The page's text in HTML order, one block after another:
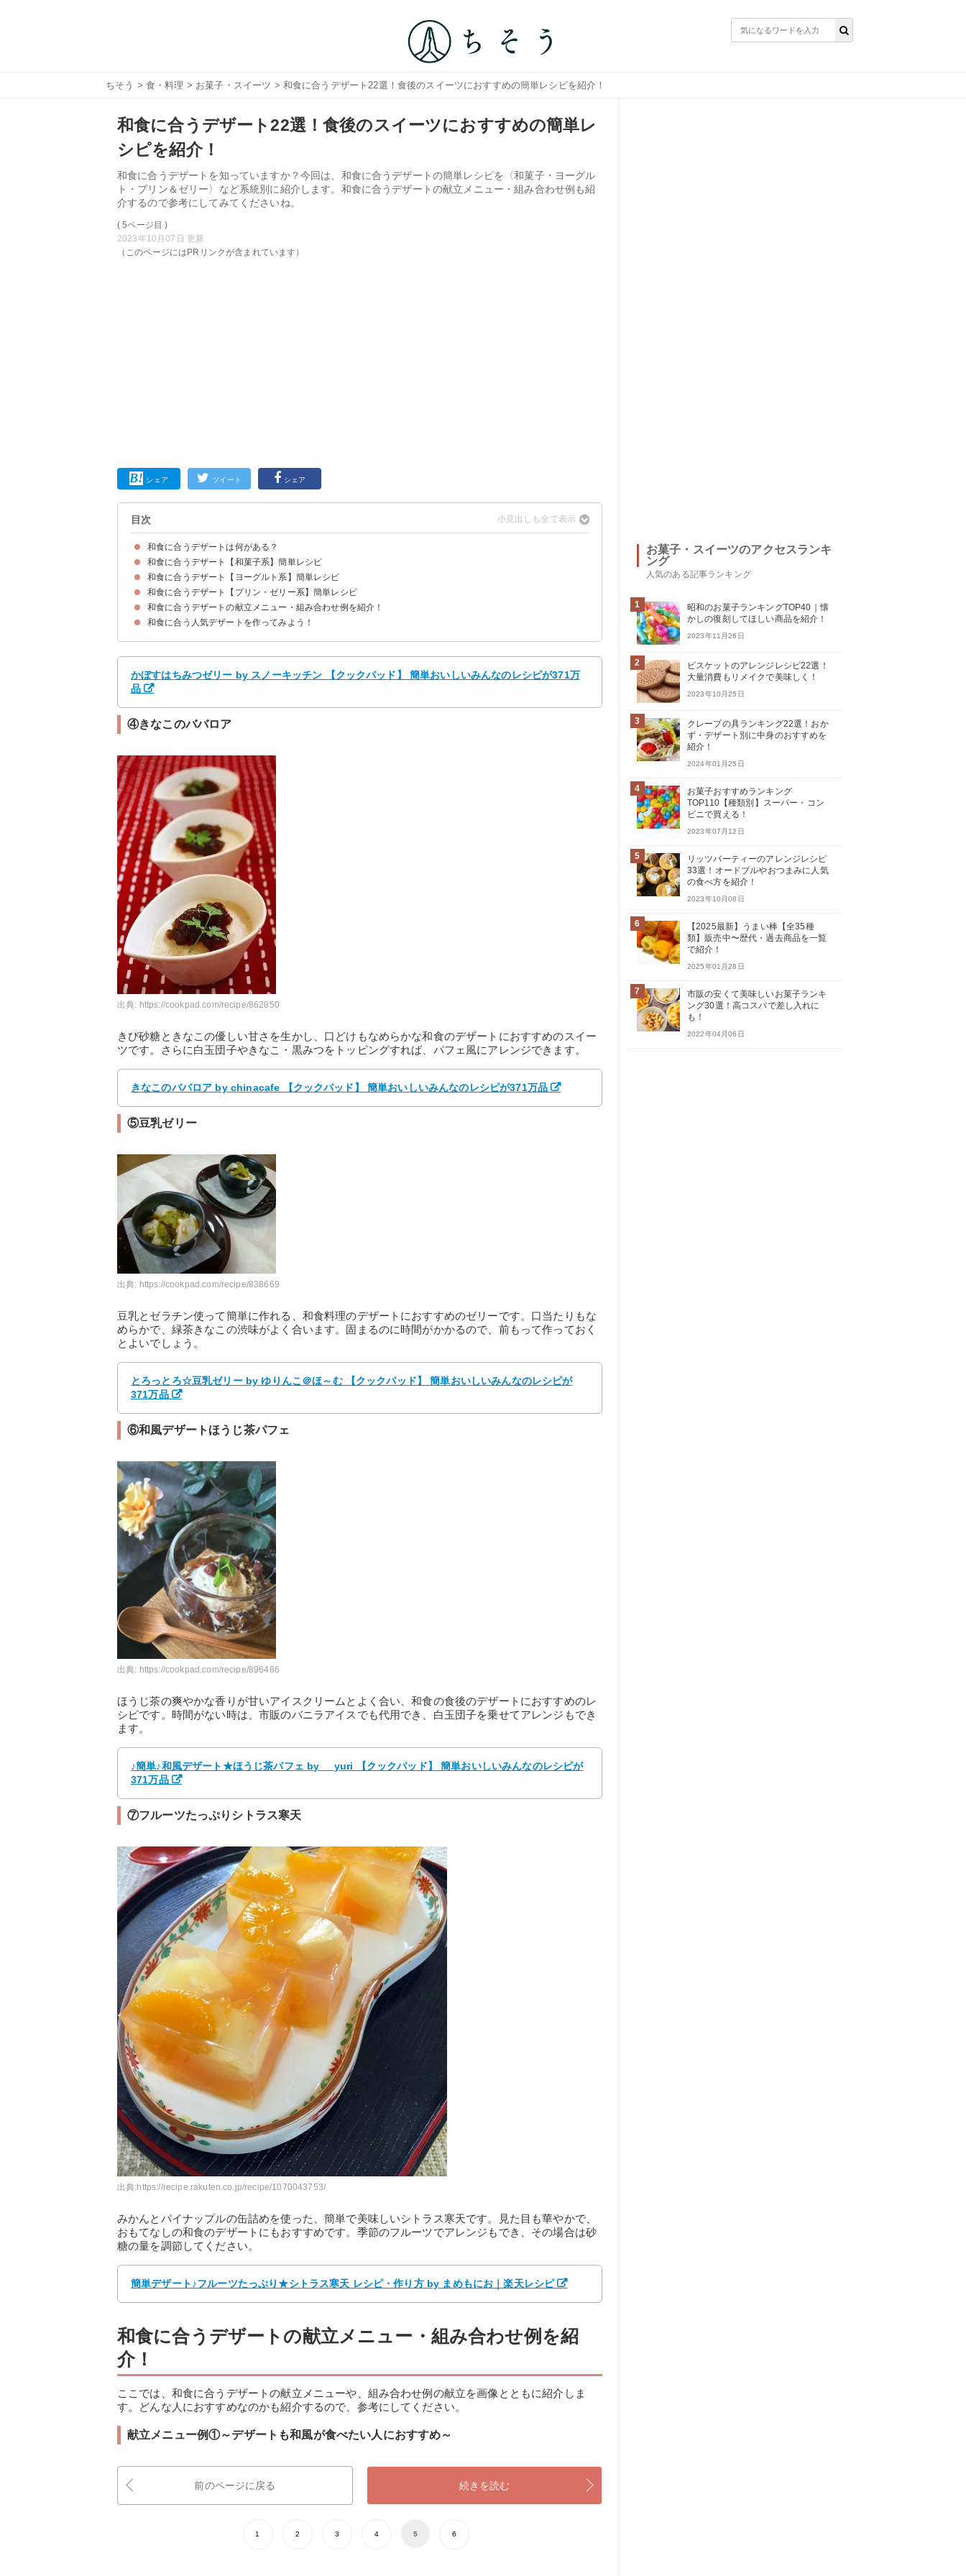
ちそう > 食・料理 > お菓子・スイーツ > 和食に合うデザート22選！食後のスイーツにおすすめの簡単レシピを紹介！
和食に合うデザート22選！食後のスイーツにおすすめの簡単レ
シピを紹介！
和食に合うデザートを知っていますか？今回は、和食に合うデザートの簡単レシピを〈和菓子・ヨーグル
ト・プリン＆ゼリー〉など系統別に紹介します。和食に合うデザートの献立メニュー・組み合わせ例も紹
介するので参考にしてみてくださいね。
( 5ページ目 )
2023年10月07日 更新
（このページにはPRリンクが含まれています）
シェア ツイート シェア
目次
和食に合うデザートは何がある？
和食に合うデザート【和菓子系】簡単レシピ
①豆腐白玉団子
②小豆かん
③豆乳くずもち
④季節の果物でフルーツ大福
⑤夏の和菓子水まんじゅう
⑥おから入りチーズどら焼き
⑦かぼちゃ羊羹グリーンムース
⑧和菓子の定番みたらし団子
⑨和スイーツさつまいもの2色茶巾絞り
和食に合うデザート【ヨーグルト系】簡単レシピ
①和スイーツヨーグルトぜんざい
②水切りヨーグルトとミルクプリンの和風デザート
③甘納豆で和風ヨーグルト
④黒豆胡桃ココアヨーグルト
⑤旬の果物でフルーツヨーグルト
⑥豆乳ヨーグルト
和食に合うデザート【プリン・ゼリー系】簡単レシピ
①乳製品不使用抹茶豆乳プリン
②白餡の和風ブラマンジェ
③かぼすはちみつゼリー
④きなこのババロア
⑤豆乳ゼリー
⑥和風デザートほうじ茶パフェ
⑦フルーツたっぷりシトラス寒天
和食に合うデザートの献立メニュー・組み合わせ例を紹介！
献立メニュー例①～デザートも和風が食べたい人におすすめ～
献立メニュー例②～デザートもヘルシーにしたい人におすすめ～
献立メニュー例③～デザートもこだわりたい人におすすめ～
和食に合う人気デザートを作ってみよう！
かぼすはちみつゼリー by スノーキッチン 【クックパッド】 簡単おいしいみんなのレシピが371万
品
④きなこのババロア
出典: https://cookpad.com/recipe/862850
きび砂糖ときなこの優しい甘さを生かし、口どけもなめらかな和食のデザートにおすすめのスイー
ツです。さらに白玉団子やきなこ・黒みつをトッピングすれば、パフェ風にアレンジできます。
きなこのババロア by chinacafe 【クックパッド】 簡単おいしいみんなのレシピが371万品
⑤豆乳ゼリー
出典: https://cookpad.com/recipe/838669
豆乳とゼラチン使って簡単に作れる、和食料理のデザートにおすすめのゼリーです。口当たりもな
めらかで、緑茶きなこの渋味がよく合います。固まるのに時間がかかるので、前もって作っておく
とよいでしょう。
とろっとろ☆豆乳ゼリー by ゆりんこ＠ほ～む 【クックパッド】 簡単おいしいみんなのレシピが
371万品
⑥和風デザートほうじ茶パフェ
出典: https://cookpad.com/recipe/896486
ほうじ茶の爽やかな香りが甘いアイスクリームとよく合い、和食の食後のデザートにおすすめのレ
シピです。時間がない時は、市販のバニラアイスでも代用でき、白玉団子を乗せてアレンジもでき
ます。
♪簡単♪和風デザート★ほうじ茶パフェ by __yuri 【クックパッド】 簡単おいしいみんなのレシピが
371万品
⑦フルーツたっぷりシトラス寒天
出典:https://recipe.rakuten.co.jp/recipe/1070043753/
みかんとパイナップルの缶詰めを使った、簡単で美味しいシトラス寒天です。見た目も華やかで、
おもてなしの和食のデザートにもおすすめです。季節のフルーツでアレンジもでき、その場合は砂
糖の量を調節してください。
簡単デザート♪フルーツたっぷり★シトラス寒天 レシピ・作り方 by まめもにお｜楽天レシピ
和食に合うデザートの献立メニュー・組み合わせ例を紹
介！
ここでは、和食に合うデザートの献立メニューや、組み合わせ例の献立を画像とともに紹介しま
す。どんな人におすすめなのかも紹介するので、参考にしてください。
献立メニュー例①～デザートも和風が食べたい人におすすめ～
前のページに戻る 続きを読む
1 2 3 4 5 6
お菓子・スイーツのアクセスランキ
ング
人気のある記事ランキング
1
昭和のお菓子ランキングTOP40｜懐
かしの復刻してほしい商品を紹介！
2023年11月26日
2
ビスケットのアレンジレシピ22選！
大量消費もリメイクで美味しく！
2023年10月25日
3
クレープの具ランキング22選！おか
ず・デザート別に中身のおすすめを
紹介！
2024年01月25日
4
お菓子おすすめランキング
TOP110【種類別】スーパー・コン
ビニで買える！
2023年07月12日
5
リッツパーティーのアレンジレシピ
33選！オードブルやおつまみに人気
の食べ方を紹介！
2023年10月08日
6
【2025最新】うまい棒【全35種
類】販売中〜歴代・過去商品を一覧
で紹介！
2025年01月28日
7
市販の安くて美味しいお菓子ランキ
ング30選！高コスパで差し入れに
も！
2022年04月06日